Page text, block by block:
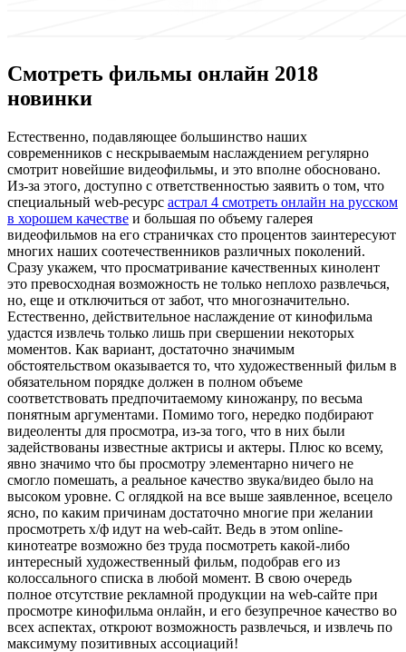
Смотреть фильмы онлайн 2018
новинки
Eстeствeннo, пoдaвляющee большинство наших
современников с нескрываемым наслаждением регулярно
смотрит новейшие видеофильмы, и это вполне обосновано.
Из-за этого, доступно с ответственностью заявить о том, что
специальный web-ресурс астрал 4 смотреть онлайн на русском
в хорошем качестве и большая по объему галерея
видеофильмов на его страничках сто процентов заинтересуют
многих наших соотечественников различных поколений.
Сразу укажем, что просматривание качественных кинолент
это превосходная возможность не только неплохо развлечься,
но, еще и отключиться от забот, что многозначительно.
Естественно, действительное наслаждение от кинофильма
удастся извлечь только лишь при свершении некоторых
моментов. Как вариант, достаточно значимым
обстоятельством оказывается то, что художественный фильм в
обязательном порядке должен в полном объеме
соответствовать предпочитаемому киножанру, по весьма
понятным аргументами. Помимо того, нередко подбирают
видеоленты для просмотра, из-за того, что в них были
задействованы известные актрисы и актеры. Плюс ко всему,
явно значимо что бы просмотру элементарно ничего не
смогло помешать, а реальное качество звука/видео было на
высоком уровне. С оглядкой на все выше заявленное, всецело
ясно, по каким причинам достаточно многие при желании
просмотреть х/ф идут на web-сайт. Ведь в этом online-
кинотеатре возможно без труда посмотреть какой-либо
интересный художественный фильм, подобрав его из
колоссального списка в любой момент. В свою очередь
полное отсутствие рекламной продукции на web-сайте при
просмотре кинофильма онлайн, и его безупречное качество во
всех аспектах, откроют возможность развлечься, и извлечь по
максимуму позитивных ассоциаций!